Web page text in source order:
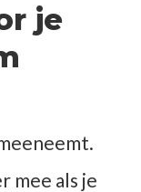
je
mee als je